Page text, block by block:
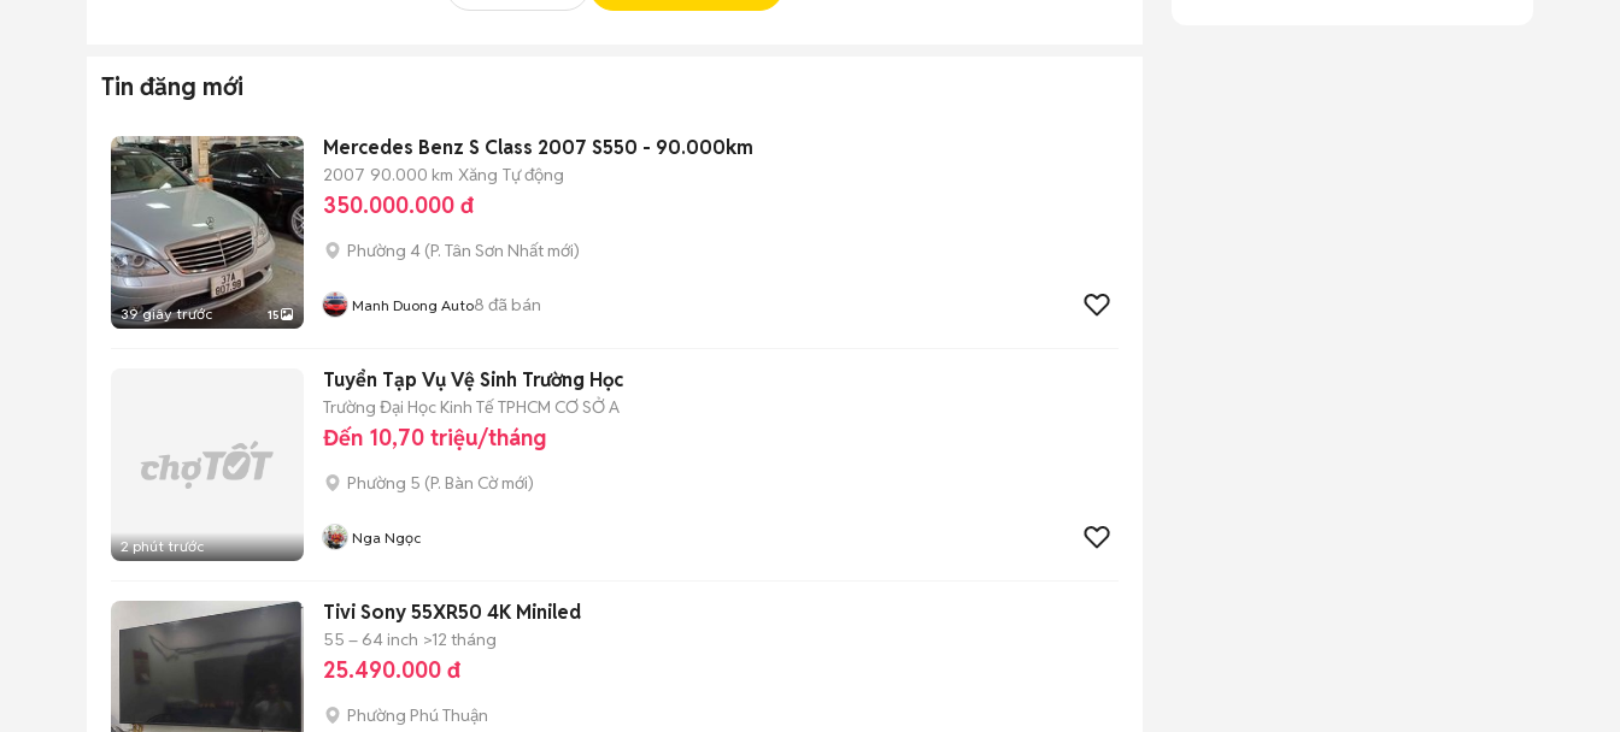
Tin đăng mới
39 giây trước 15
Mercedes Benz S Class 2007 S550 - 90.000km
2007 90.000 km Xăng Tự động
350.000.000 đ
Phường 4 (P. Tân Sơn Nhất mới)
Manh Duong Auto8 đã bán
2 phút trước
Tuyển Tạp Vụ Vệ Sinh Trường Học
Trường Đại Học Kinh Tế TPHCM CƠ SỞ A
Đến 10,70 triệu/tháng
Phường 5 (P. Bàn Cờmới)
Nga Ngọc
Tivi Sony 55XR50 4K Miniled
55 – 64 inch >12 tháng
25.490.000 đ
Phường Phú Thuận